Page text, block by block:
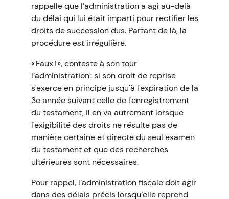
rappelle que l’administration a agi au-delà
du délai qui lui était imparti pour rectifier les
droits de succession dus. Partant de là, la
procédure est irrégulière.
« Faux ! », conteste à son tour
l’administration : si son droit de reprise
s'exerce en principe jusqu'à l'expiration de la
3e année suivant celle de l'enregistrement
du testament, il en va autrement lorsque
l'exigibilité des droits ne résulte pas de
manière certaine et directe du seul examen
du testament et que des recherches
ultérieures sont nécessaires.
Pour rappel, l’administration fiscale doit agir
dans des délais précis lorsqu’elle reprend